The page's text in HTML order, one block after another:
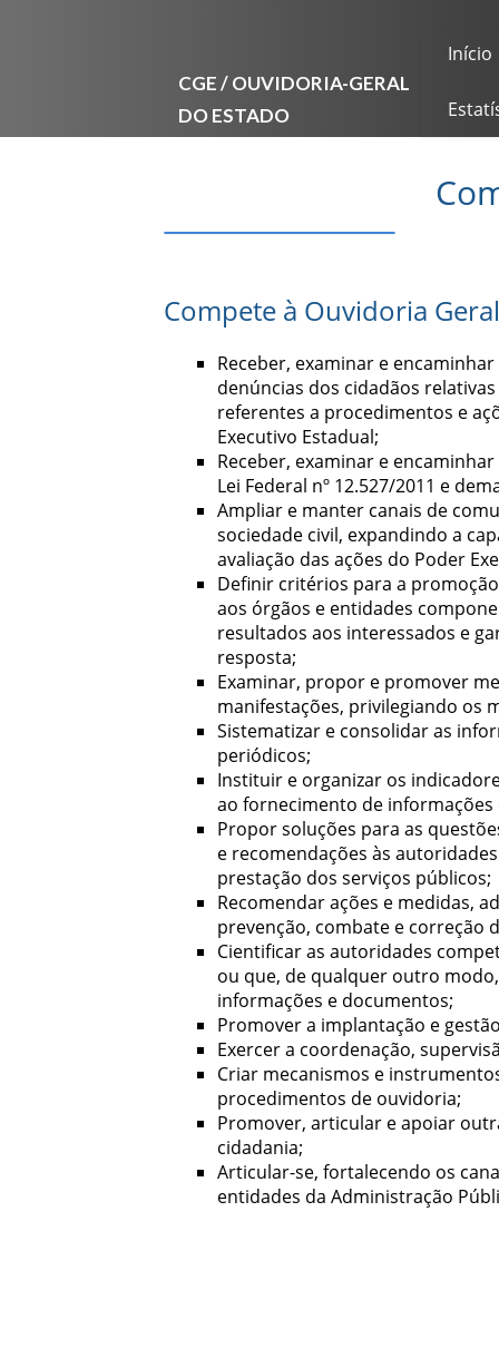
CGE / OUVIDORIA-GERAL
DO ESTADO
Início
Compete à Ouvidoria
Receber, examinar e
denúncias dos cidadãos
referentes a procedimentos e
Executivo Estadual;
Receber, examinar e
Lei Federal nº 12.527/2011 e
Ampliar e manter canais de
sociedade civil, expandindo a
avaliação das ações do Poder
Definir critérios para a
aos órgãos e entidades
resultados aos interessados e
resposta;
Examinar, propor e promover
manifestações, privilegiando os
Sistematizar e consolidar as
periódicos;
Instituir e organizar os
ao fornecimento de
Propor soluções para as
e recomendações às
prestação dos serviços públicos;
Recomendar ações e medidas,
prevenção, combate e correção
Cientificar as autoridades
ou que, de qualquer outro
informações e documentos;
Promover a implantação e
Exercer a coordenação,
Criar mecanismos e
procedimentos de ouvidoria;
Promover, articular e apoiar
cidadania;
Articular-se, fortalecendo os
entidades da Administração